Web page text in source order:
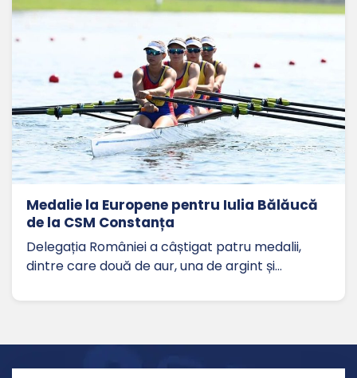
Medalie la Europene pentru Iulia Bălăucă
de la CSM Constanța
Delegația României a câștigat patru medalii,
dintre care două de aur, una de argint și…